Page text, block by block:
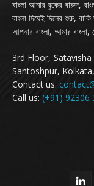
বাংলা আমার বুকের বারুদ,
বাংলা দিয়েই দিনের শুরু,
আপনার বাংলা, আমার বাংলা,
3rd Floor,
Santoshpur,
Contact us:
Call us: (+91) 92306